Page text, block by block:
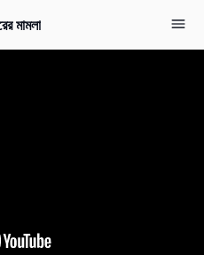
মামলা